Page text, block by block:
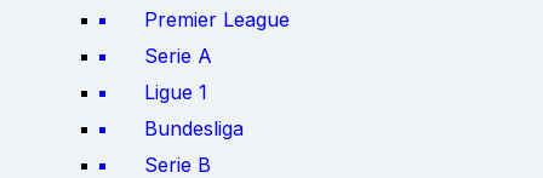
Premier League
Serie A
Ligue 1
Bundesliga
Serie B